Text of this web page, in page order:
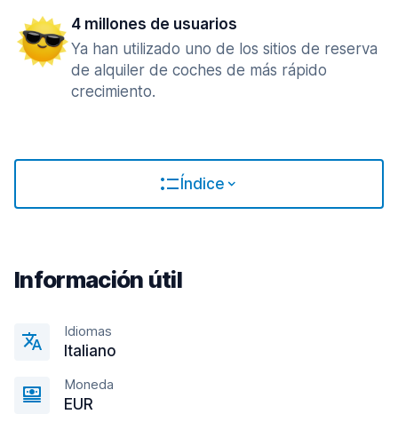
4 millones de usuarios
Ya han utilizado uno de los sitios de reserva
de alquiler de coches de más rápido
crecimiento.
Índice
Información útil
Idiomas
Italiano
Moneda
EUR